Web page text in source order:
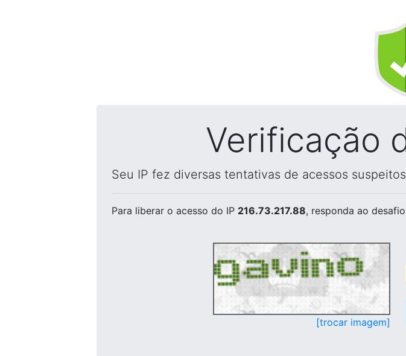
Verificação
Seu IP fez diversas tentativas de acessos
Para liberar o acesso do IP 216.73.217.88, responda ao
[trocar imagem]